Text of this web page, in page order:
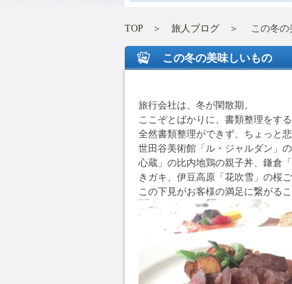
TOP＞ 旅人ブログ ＞ この冬の
この冬の美味しいもの
旅行会社は、冬が閑散期。
ここぞとばかりに、書類整理をす
全然書類整理ができず、ちょっと
世田谷美術館「ル・ジャルダン」
心蔵」の比内地鶏の親子丼、鎌倉
きガキ、伊豆高原「花吹雪」の桜
この下見がお客様の満足に繋がる